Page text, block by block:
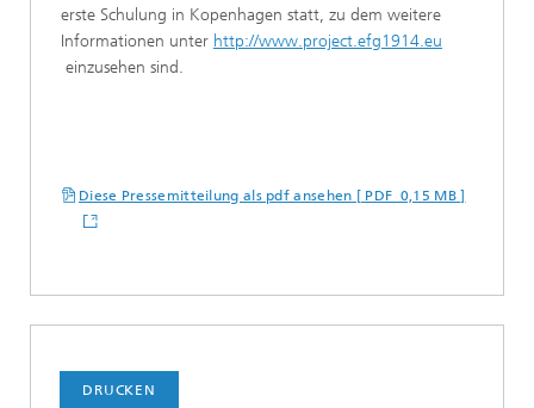
erste Schulung in Kopenhagen statt, zu dem weitere
Informationen unter http://www.project.efg1914.eu
einzusehen sind.
Diese Pressemitteilung als pdf ansehen [ PDF 0,15 MB ]
DRUCKEN